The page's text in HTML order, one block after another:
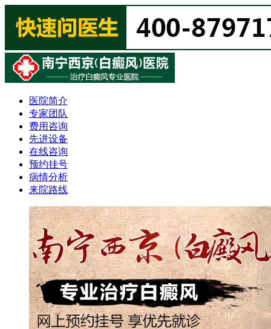
医院简介
专家团队
费用咨询
先进设备
在线咨询
预约挂号
病情分析
来院路线